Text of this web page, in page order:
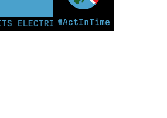
#ActInTime
FROM COAL FOR THE